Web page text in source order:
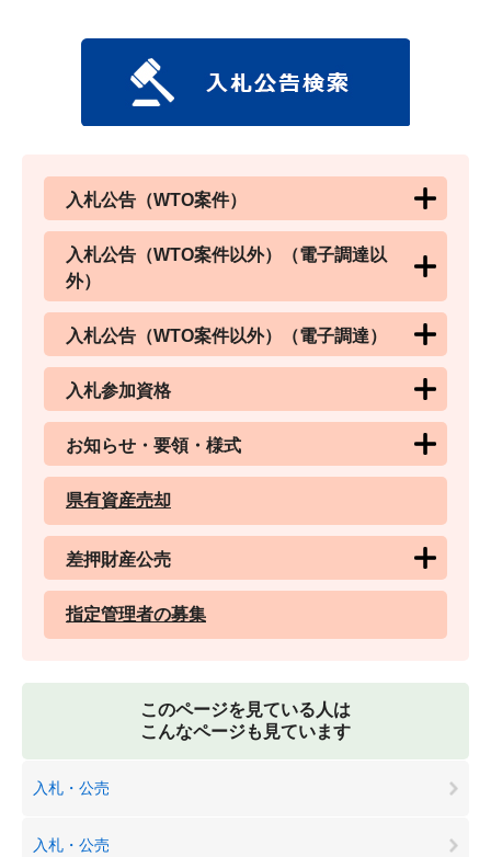
入札公告（WTO案件）
入札公告（WTO案件以外）（電子調達以
外）
入札公告（WTO案件以外）（電子調達）
入札参加資格
お知らせ・要領・様式
県有資産売却
差押財産公売
指定管理者の募集
このページを見ている人は
こんなページも見ています
入札・公売
入札・公売